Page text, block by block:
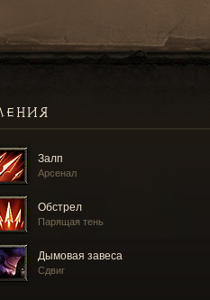
Залп
Арсенал
Обстрел
Парящая тень
Дымовая завеса
Сдвиг